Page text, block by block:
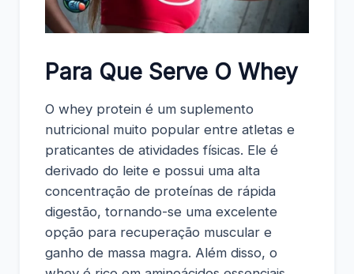
Para Que Serve O Whey
O whey protein é um suplemento
nutricional muito popular entre atletas e
praticantes de atividades físicas. Ele é
derivado do leite e possui uma alta
concentração de proteínas de rápida
digestão, tornando-se uma excelente
opção para recuperação muscular e
ganho de massa magra. Além disso, o